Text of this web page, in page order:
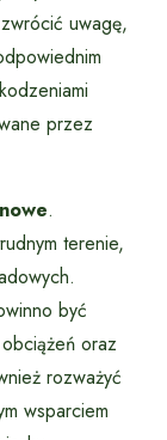
uwagę,
przez
.
terenie,
być
oraz
rozważyć
wsparciem